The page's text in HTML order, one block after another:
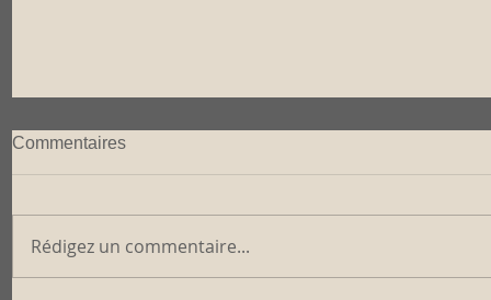
Commentaires
Rédigez un commentaire...